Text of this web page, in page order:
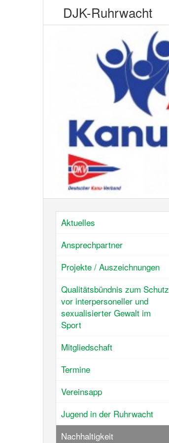
DJK-Ruhrwacht
Aktuelles
Ansprechpartner
Projekte / Auszeichnungen
Qualitätsbündnis zum Schutz
vor interpersoneller und
sexualisierter Gewalt im
Sport
Mitgliedschaft
Termine
Vereinsapp
Jugend in der Ruhrwacht
Nachhaltigkeit